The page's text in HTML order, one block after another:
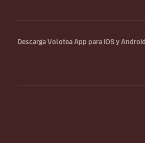
Descarga Volotea App para iOS y Android